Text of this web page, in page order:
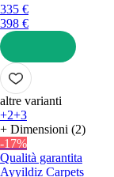
335 €
398 €
AGGIUNGI
altre varianti
+2+3
+ Dimensioni (2)
-17%
Qualità garantita
Ayyildiz Carpets